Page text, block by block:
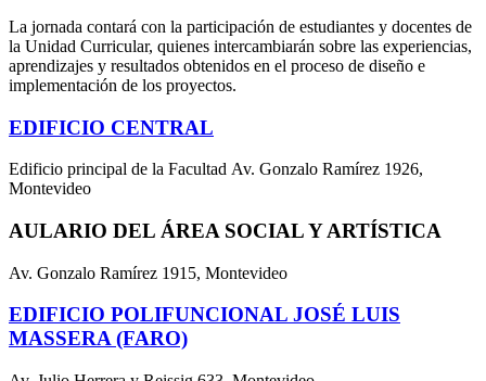
La jornada contará con la participación de estudiantes y docentes de
la Unidad Curricular, quienes intercambiarán sobre las experiencias,
aprendizajes y resultados obtenidos en el proceso de diseño e
implementación de los proyectos.
EDIFICIO CENTRAL
Edificio principal de la Facultad Av. Gonzalo Ramírez 1926,
Montevideo
AULARIO DEL ÁREA SOCIAL Y ARTÍSTICA
Av. Gonzalo Ramírez 1915, Montevideo
EDIFICIO POLIFUNCIONAL JOSÉ LUIS
MASSERA (FARO)